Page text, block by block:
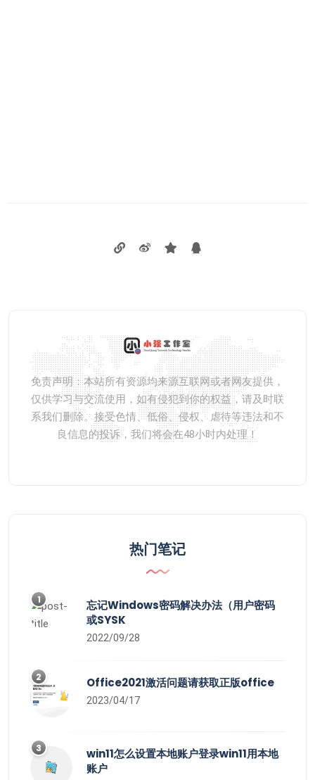
免责声明：本站所有资源均来源互联网或者网友提供，
仅供学习与交流使用，如有侵犯到你的权益，请及时联
系我们删除。接受色情、低俗、侵权、虐待等违法和不
良信息的投诉，我们将会在48小时内处理！
热门笔记
1
忘记Windows密码解决办法（用户密码
或SYSK
2022/09/28
2 Office2021激活问题请获取正版office
2023/04/17
3
win11怎么设置本地账户登录win11用本地
账户